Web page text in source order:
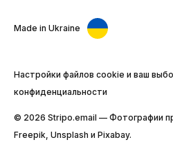
Made in Ukraine
Настройки файлов cookie и ваш
конфиденциальности
© 2026 Stripо.email — Фотографии
Freepik, Unsplash и Pixabay.